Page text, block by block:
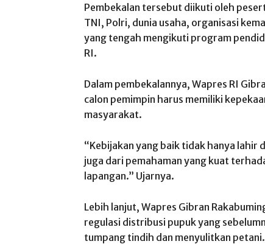
Pembekalan tersebut diikuti oleh
TNI, Polri, dunia usaha, organisasi
yang tengah mengikuti program
RI.
Dalam pembekalannya, Wapres RI
calon pemimpin harus memiliki
masyarakat.
“Kebijakan yang baik tidak hanya lahir
juga dari pemahaman yang kuat
lapangan.” Ujarnya.
Lebih lanjut, Wapres Gibran
regulasi distribusi pupuk yang
tumpang tindih dan menyulitkan petani.